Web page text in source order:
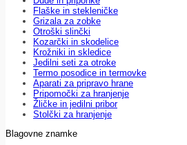
Flaške in stekleničke
Grizala za zobke
Otroški slinčki
Kozarčki in skodelice
Krožniki in skledice
Jedilni seti za otroke
Termo posodice in termovke
Aparati za pripravo hrane
Pripomočki za hranjenje
Žličke in jedilni pribor
Stolčki za hranjenje
Blagovne znamke